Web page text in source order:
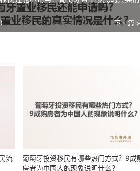
下一篇 »
流
葡萄牙投资移民有哪些热门方式？9成
房者为中国人的现象说明什么？